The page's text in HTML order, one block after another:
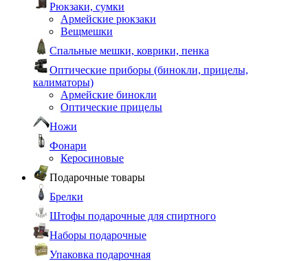
Рюкзаки, сумки
Армейские рюкзаки
Вещмешки
Спальные мешки, коврики, пенка
Оптические приборы (бинокли, прицелы,
калиматоры)
Армейские бинокли
Оптические прицелы
Ножи
Фонари
Керосиновые
Подарочные товары
Брелки
Штофы подарочные для спиртного
Наборы подарочные
Упаковка подарочная